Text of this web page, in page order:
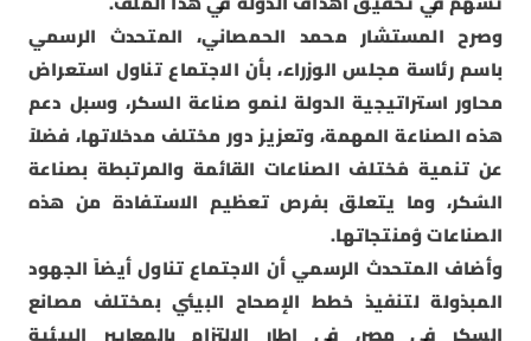
وصرح المستشار محمد الحمصاني، المتحدث الرسمي
باسم رئاسة مجلس الوزراء، بأن الاجتماع تناول استعراض
محاور استراتيجية الدولة لنمو صناعة السكر، وسبل دعم
هذه الصناعة المهمة، وتعزيز دور مختلف مدخلاتها، فضلاً
عن تنمية مُختلف الصناعات القائمة والمرتبطة بصناعة
السُكر، وما يتعلق بفرص تعظيم الاستفادة من هذه
الصناعات وُمنتجاتها.
وأضاف المتحدث الرسمي أن الاجتماع تناول أيضاً الجهود
المبذولة لتنفيذ خطط الإصحاح البيئي بمختلف مصانع